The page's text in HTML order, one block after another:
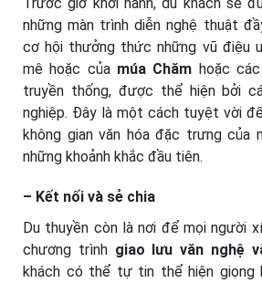
những màn trình diễn nghệ thuật
cơ hội thưởng thức những vũ điệu
mê hoặc của múa Chăm hoặc
truyền thống, được thể hiện bởi
nghiệp. Đây là một cách tuyệt vời
không gian văn hóa đặc trưng của
những khoảnh khắc đầu tiên.
– Kết nối và sẻ chia
Du thuyền còn là nơi để mọi người
chương trình giao lưu văn nghệ
khách có thể tự tin thể hiện giọng